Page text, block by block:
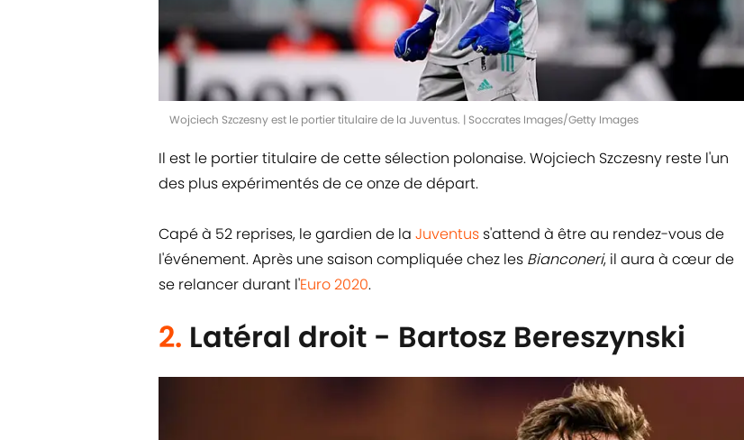
Wojciech Szczesny est le portier titulaire de la Juventus. | Soccrates Images/Getty Images
Il est le portier titulaire de cette sélection polonaise. Wojciech Szczesny reste l'un
des plus expérimentés de ce onze de départ.
Capé à 52 reprises, le gardien de la Juventus s'attend à être au rendez-vous de
l'événement. Après une saison compliquée chez les Bianconeri, il aura à cœur de
se relancer durant l'Euro 2020.
2. Latéral droit - Bartosz Bereszynski